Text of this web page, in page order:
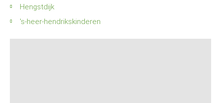
Hengstdijk
's-heer-hendrikskinderen